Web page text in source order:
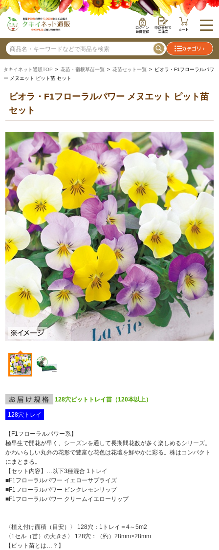
ログイン
会員登録
申込番号で
ご注文 カート
カテゴリ
タキイネット通販TOP > 花苗・宿根草苗一覧 > 花苗セット一覧 > ビオラ・F1フローラルパワ
ー メヌエット ピット苗 セット
ビオラ・F1フローラルパワー メヌエット ピット苗
セット
128穴ピットトレイ苗（120本以上）
128穴トレイ
【F1フローラルパワー系】
極早生で開花が早く、シーズンを通して長期間花数が多く楽しめるシリーズ。
かわいらしい丸弁の花形で豊富な花色は花壇を鮮やかに彩る。株はコンパクト
にまとまる。
【セット内容】…以下3種混合 1トレイ
■F1フローラルパワー イエローサプライズ
■F1フローラルパワー ピンクレモンリップ
■F1フローラルパワー クリームイエローリップ
〈植え付け面積（目安）〉 128穴：1トレイ＝4～5m2
〈1セル（苗）の大きさ〉 128穴：（約）28mm×28mm
【ピット苗とは…？】